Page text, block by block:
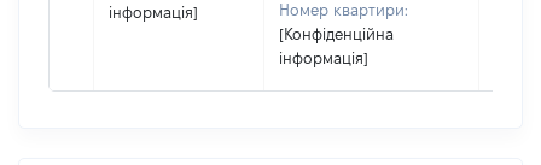
інформація]
Номер квартири:
[Конфіденційна
інформація]